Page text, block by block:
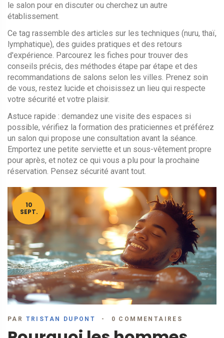
le salon pour en discuter ou cherchez un autre
établissement.
Ce tag rassemble des articles sur les techniques (nuru, thaï,
lymphatique), des guides pratiques et des retours
d'expérience. Parcourez les fiches pour trouver des
conseils précis, des méthodes étape par étape et des
recommandations de salons selon les villes. Prenez soin
de vous, restez lucide et choisissez un lieu qui respecte
votre sécurité et votre plaisir.
Astuce rapide : demandez une visite des espaces si
possible, vérifiez la formation des praticiennes et préférez
un salon qui propose une consultation avant la séance.
Emportez une petite serviette et un sous-vêtement propre
pour après, et notez ce qui vous a plu pour la prochaine
réservation. Pensez sécurité avant tout.
10
SEPT.
PAR TRISTAN DUPONT 0 COMMENTAIRES